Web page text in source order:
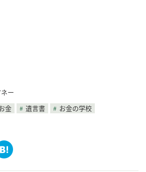
ー
金 遺言書 お金の学校